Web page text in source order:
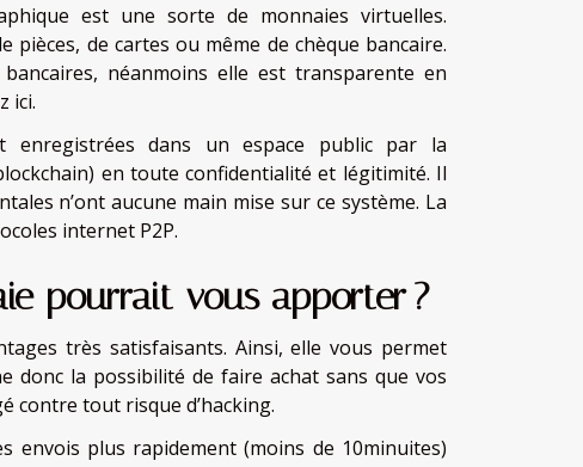
est une sorte de monnaies virtuelles.
pièces, de cartes ou même de chèque bancaire.
néanmoins elle est transparente en
ici.
enregistrées dans un espace public par la
en toute confidentialité et légitimité. Il
n’ont aucune main mise sur ce système. La
internet P2P.
pourrait vous apporter ?
très satisfaisants. Ainsi, elle vous permet
donc la possibilité de faire achat sans que vos
contre tout risque d’hacking.
plus rapidement (moins de 10minuites)